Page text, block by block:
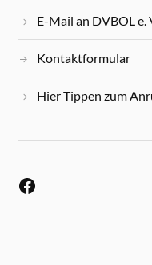
E-Mail an DVBOL e.
Kontaktformular
Hier Tippen zum